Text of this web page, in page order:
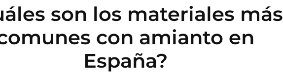
son los materiales más
con amianto en
España?